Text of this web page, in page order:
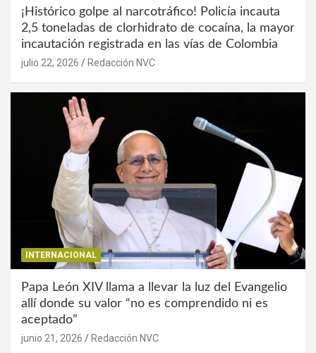
¡Histórico golpe al narcotráfico! Policía incauta
2,5 toneladas de clorhidrato de cocaína, la mayor
incautación registrada en las vías de Colombia
julio 22, 2026 Redacción NVC
INTERNACIONAL
Papa León XIV llama a llevar la luz del Evangelio
allí donde su valor “no es comprendido ni es
aceptado”
junio 21, 2026 Redacción NVC